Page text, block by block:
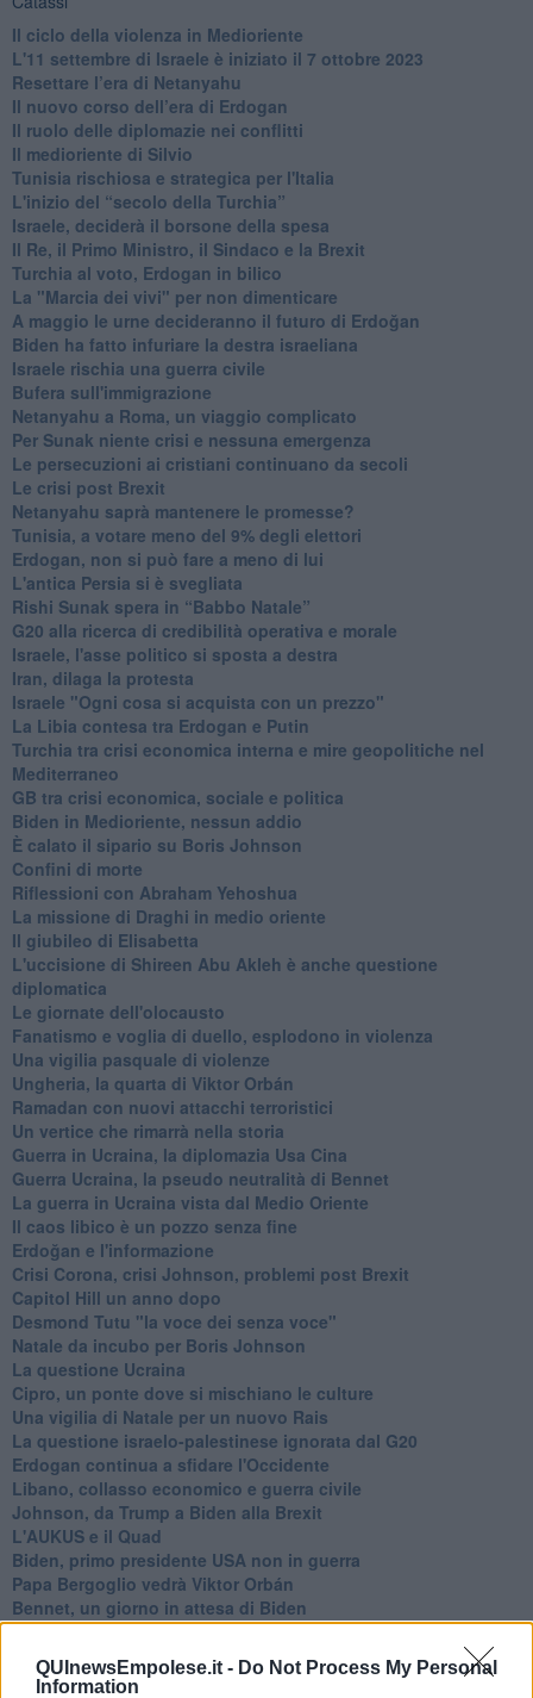
QUInewsEmpolese.it - Do Not Process My Personal
Information
Il ciclo della violenza in Medioriente
L'11 settembre di Israele è iniziato il 7 ottobre 2023
Resettare l’era di Netanyahu
​Il nuovo corso dell’era di Erdogan
Il ruolo delle diplomazie nei conflitti
Il medioriente di Silvio
Tunisia rischiosa e strategica per l'Italia
L'inizio del “secolo della Turchia”
Israele, deciderà il borsone della spesa
Il Re, il Primo Ministro, il Sindaco e la Brexit
Turchia al voto, Erdogan in bilico
La "Marcia dei vivi" per non dimenticare
A maggio le urne decideranno il futuro di Erdoğan
Biden ha fatto infuriare la destra israeliana
Israele rischia una guerra civile
Bufera sull'immigrazione
Netanyahu a Roma, un viaggio complicato
Per Sunak niente crisi e nessuna emergenza
Le persecuzioni ai cristiani continuano da secoli
Le crisi post Brexit
Netanyahu saprà mantenere le promesse?
Tunisia, a votare meno del 9% degli elettori
Erdogan, non si può fare a meno di lui
L'antica Persia si è svegliata
Rishi Sunak spera in “Babbo Natale”
G20 alla ricerca di credibilità operativa e morale
Israele, l'asse politico si sposta a destra
Iran, dilaga la protesta
Israele "Ogni cosa si acquista con un prezzo"
La Libia contesa tra Erdogan e Putin
Turchia tra crisi economica interna e mire geopolitiche nel
Mediterraneo
GB tra crisi economica, sociale e politica
Biden in Medioriente, nessun addio
È calato il sipario su Boris Johnson
Confini di morte
Riflessioni con Abraham Yehoshua
La missione di Draghi in medio oriente
Il giubileo di Elisabetta
L'uccisione di Shireen Abu Akleh è anche questione
diplomatica
Le giornate dell'olocausto
Fanatismo e voglia di duello, esplodono in violenza
Una vigilia pasquale di violenze
Ungheria, la quarta di Viktor Orbán
Ramadan con nuovi attacchi terroristici
Un vertice che rimarrà nella storia
Guerra in Ucraina, la diplomazia Usa Cina
Guerra Ucraina, la pseudo neutralità di Bennet
La guerra in Ucraina vista dal Medio Oriente
​Il caos libico è un pozzo senza fine
Erdoğan e l'informazione
Crisi Corona, crisi Johnson, problemi post Brexit
Capitol Hill un anno dopo
Desmond Tutu "la voce dei senza voce"
Natale da incubo per Boris Johnson
La questione Ucraina
Cipro, un ponte dove si mischiano le culture
Una vigilia di Natale per un nuovo Rais
La questione israelo-palestinese ignorata dal G20
Erdogan continua a sfidare l'Occidente
Libano, collasso economico e guerra civile
Johnson, da Trump a Biden alla Brexit
L'AUKUS e il Quad
Biden, primo presidente USA non in guerra
Papa Bergoglio vedrà Viktor Orbán
Bennet, un giorno in attesa di Biden
Il ritorno dei talebani
​La lenta agonia del Libano
Sudafrica, è allarme alimentare